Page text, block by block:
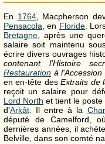
En 1764, Macpherson
Pensacola , en Floride.
Bretagne , après une
salaire soit maintenu
écrire divers ouvrages
contenant l'Histoire
Restauration à
en en-tête desExtraits de
reçoit un salaire pour
Lord North et tient le
d'Arkât . Il entre à la
député de Camelford,
dernières années, il
Belville, dans son comté